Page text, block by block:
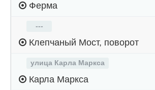
Ферма
---
Клепчаный Мост, поворот
улица Карла Маркса
Карла Маркса